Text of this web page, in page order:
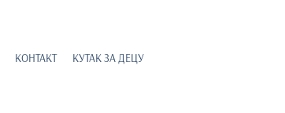
КОНТАКТ КУТАК ЗА ДЕЦУ